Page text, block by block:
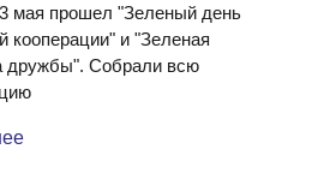
мая прошел "Зеленый день
кооперации" и "Зеленая
дружбы". Собрали всю